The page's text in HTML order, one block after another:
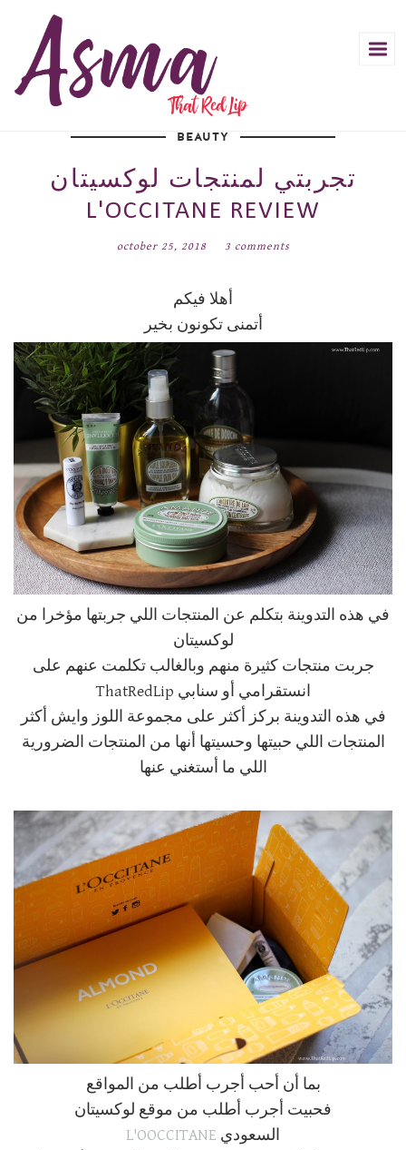
BEAUTY
تجربتي لمنتجات لوكسيتان
L'OCCITANE REVIEW
october 25, 2018 3 comments
أهلا فيكم
أتمنى تكونون بخير
في هذه التدوينة بتكلم عن المنتجات اللي جربتها مؤخرا من
لوكسيتان
جربت منتجات كثيرة منهم وبالغالب تكلمت عنهم على
انستقرامي أو سنابي ThatRedLip
في هذه التدوينة بركز أكثر على مجموعة اللوز وايش أكثر
المنتجات اللي حبيتها وحسيتها أنها من المنتجات الضرورية
اللي ما أستغني عنها
بما أن أحب أجرب أطلب من المواقع
فحبيت أجرب أطلب من موقع لوكسيتان
السعودي L'OOCCITANE